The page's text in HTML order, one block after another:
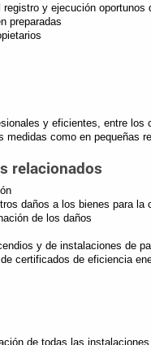
y ejecución oportunos
preparadas
y eficientes, entre
como en pequeñas
relacionados
daños a los bienes para la
de los daños
y de instalaciones de
certificados de eficiencia
de todas las